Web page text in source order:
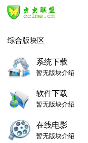
综合版块区
系统下载
暂无版块介绍
软件下载
暂无版块介绍
在线电影
暂无版块介绍